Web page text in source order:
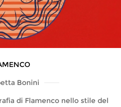
Bonini
di Flamenco nello stile del